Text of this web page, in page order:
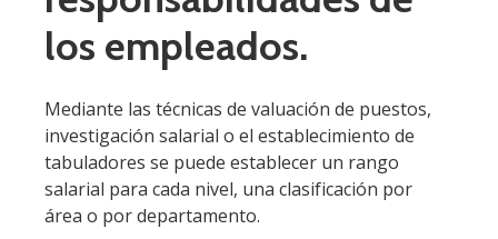
los empleados.
Mediante las técnicas de valuación de puestos,
investigación salarial o el establecimiento de
tabuladores se puede establecer un rango
salarial para cada nivel, una clasificación por
área o por departamento.